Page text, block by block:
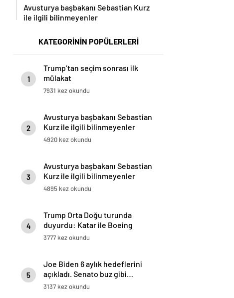
Avusturya başbakanı Sebastian Kurz
ile ilgili bilinmeyenler
KATEGORİNİN POPÜLERLERİ
1
Trump’tan seçim sonrası ilk
mülakat
7931 kez okundu
2
Avusturya başbakanı Sebastian
Kurz ile ilgili bilinmeyenler
4920 kez okundu
3
Avusturya başbakanı Sebastian
Kurz ile ilgili bilinmeyenler
4895 kez okundu
4
Trump Orta Doğu turunda
duyurdu: Katar ile Boeing
arasında 200 milyar dolarlık
3777 kez okundu
5
Joe Biden 6 aylık hedeflerini
açıkladı. Senato buz gibi…
3137 kez okundu